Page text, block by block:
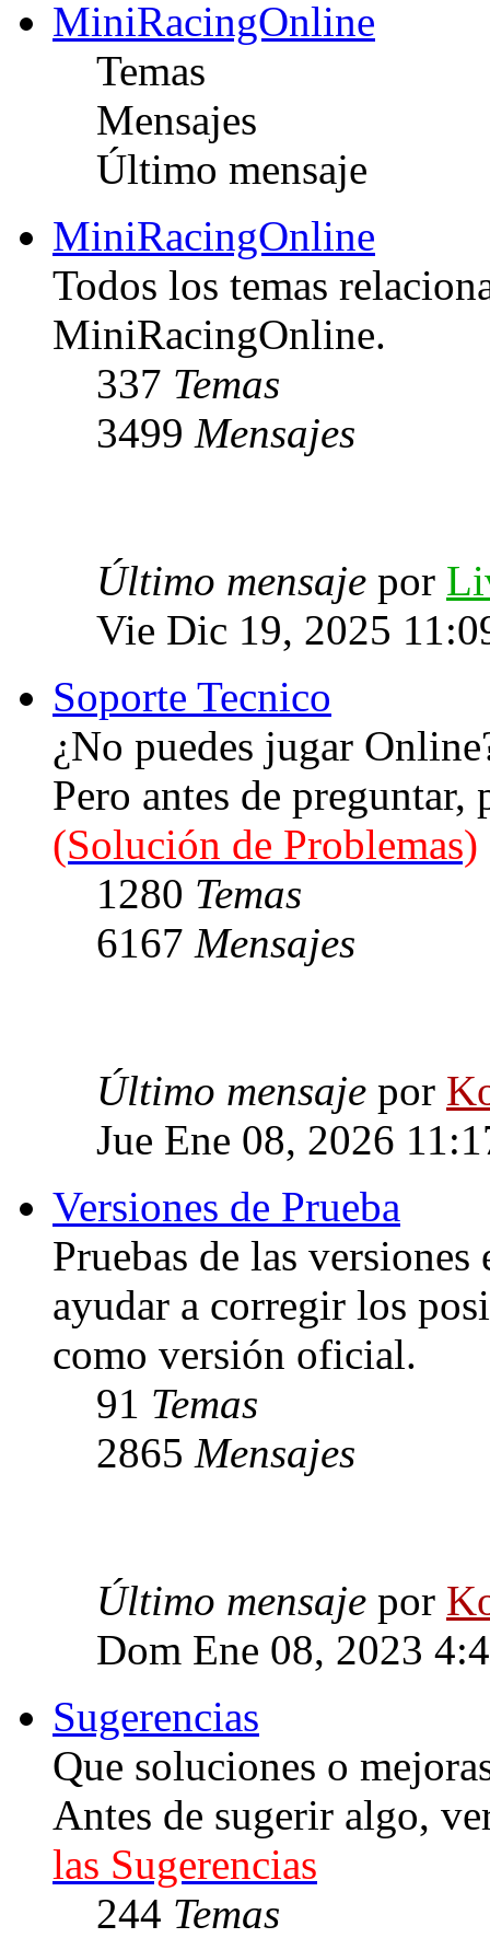
MiniRacingOnline
Temas
Mensajes
Último mensaje
MiniRacingOnline
Todos los temas
MiniRacingOnline.
337 Temas
3499 Mensajes
Último mensaje por
Vie Dic 19, 2025
Soporte Tecnico
¿No puedes jugar
Pero antes de
(Solución de Problemas)
1280 Temas
6167 Mensajes
Último mensaje por
Jue Ene 08, 2026
Versiones de Prueba
Pruebas de las
ayudar a corregir los
como versión oficial.
91 Temas
2865 Mensajes
Último mensaje por
Dom Ene 08, 2023
Sugerencias
Que soluciones o
Antes de sugerir algo,
las Sugerencias
244 Temas